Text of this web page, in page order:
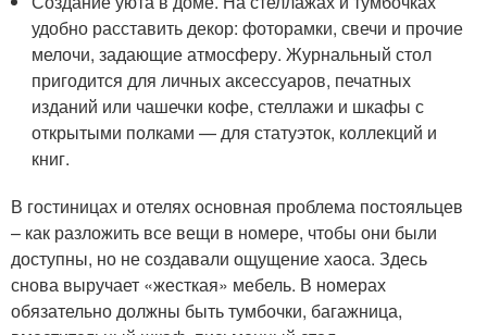
удобно расставить декор: фоторамки, свечи и прочие
мелочи, задающие атмосферу. Журнальный стол
пригодится для личных аксессуаров, печатных
изданий или чашечки кофе, стеллажи и шкафы с
открытыми полками — для статуэток, коллекций и
книг.
В гостиницах и отелях основная проблема постояльцев
– как разложить все вещи в номере, чтобы они были
доступны, но не создавали ощущение хаоса. Здесь
снова выручает «жесткая» мебель. В номерах
обязательно должны быть тумбочки, багажница,